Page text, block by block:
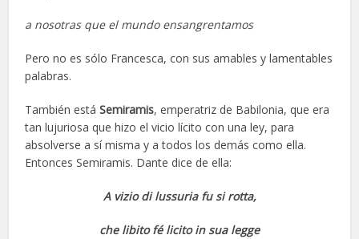
a nosotras que el mundo ensangrentamos
Pero no es sólo Francesca, con sus amables y lamentables
palabras.
También estáSemiramis, emperatriz de Babilonia, que era
tan lujuriosa que hizo el vicio lícito con una ley, para
absolverse a sí misma y a todos los demás como ella.
Entonces Semiramis. Dante dice de ella:
A vizio di lussuria fu si rotta,
che libito fé licito in sua legge